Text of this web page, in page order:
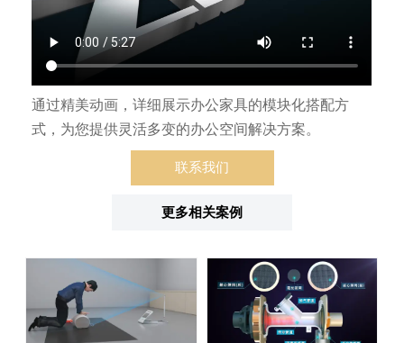
通过精美动画，详细展示办公家具的模块化搭配方
式，为您提供灵活多变的办公空间解决方案。
联系我们
更多相关案例